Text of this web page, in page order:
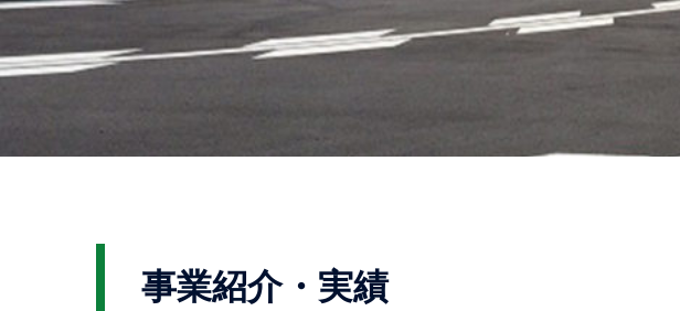
事業紹介・実績